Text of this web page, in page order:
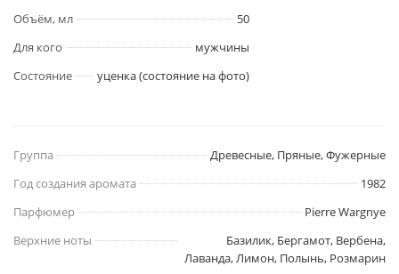
Объём, мл
50
Для кого
мужчины
Состояние
уценка (состояние на фото)
Группа
Древесные, Пряные, Фужерные
Год создания аромата
1982
Парфюмер
Pierre Wargnye
Верхние ноты
Базилик, Бергамот, Вербена,
Лаванда, Лимон, Полынь, Розмарин